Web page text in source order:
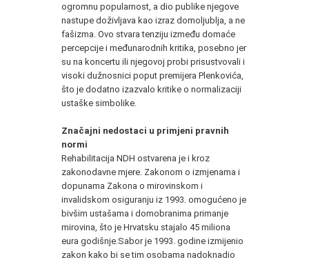
ogromnu popularnost, a dio publike njegove
nastupe doživljava kao izraz domoljublja, a ne
fašizma. Ovo stvara tenziju između domaće
percepcije i međunarodnih kritika, posebno jer
su na koncertu ili njegovoj probi prisustvovali i
visoki dužnosnici poput premijera Plenkovića,
što je dodatno izazvalo kritike o normalizaciji
ustaške simbolike.
Značajni nedostaci u primjeni pravnih
normi
Rehabilitacija NDH ostvarena je i kroz
zakonodavne mjere. Zakonom o izmjenama i
dopunama Zakona o mirovinskom i
invalidskom osiguranju iz 1993. omogućeno je
bivšim ustašama i domobranima primanje
mirovina, što je Hrvatsku stajalo 45 miliona
eura godišnje.Sabor je 1993. godine izmijenio
zakon kako bi se tim osobama nadoknadio